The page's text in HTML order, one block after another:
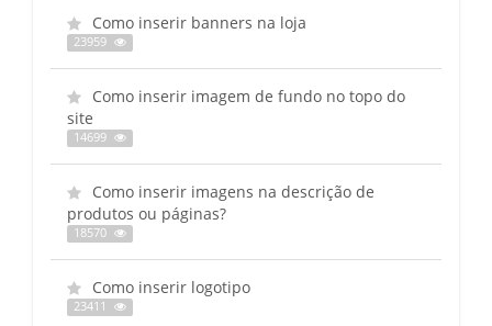
Como inserir banners na loja
23959
Como inserir imagem de fundo no topo do
site
14699
Como inserir imagens na descrição de
produtos ou páginas?
18570
Como inserir logotipo
23411